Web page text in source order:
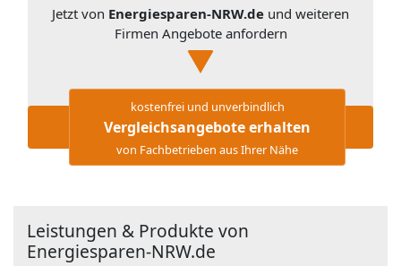
Jetzt von Energiesparen-NRW.de und weiteren
Firmen Angebote anfordern
kostenfrei und unverbindlich
Vergleichsangebote erhalten
von Fachbetrieben aus Ihrer Nähe
Leistungen & Produkte von
Energiesparen-NRW.de